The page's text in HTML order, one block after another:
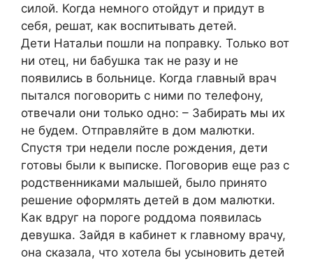
силой. Когда немного отойдут и придут в
себя, решат, как воспитывать детей.
Дети Натальи пошли на поправку. Только вот
ни отец, ни бабушка так не разу и не
появились в больнице. Когда главный врач
пытался поговорить с ними по телефону,
отвечали они только одно: – Забирать мы их
не будем. Отправляйте в дом малютки.
Спустя три недели после рождения, дети
готовы были к выписке. Поговорив еще раз с
родственниками малышей, было принято
решение оформлять детей в дом малютки.
Как вдруг на пороге роддома появилась
девушка. Зайдя в кабинет к главному врачу,
она сказала, что хотела бы усыновить детей